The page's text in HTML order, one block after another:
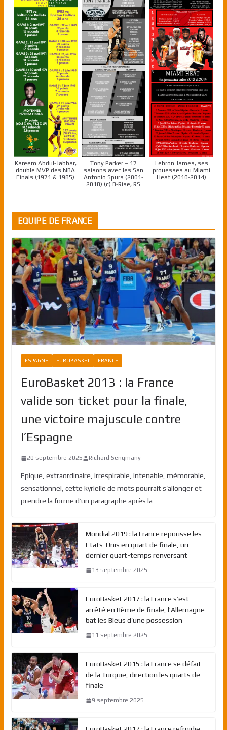
Kareem Abdul-Jabbar,
double MVP des NBA
Finals (1971 & 1985)
Tony Parker – 17
saisons avec les San
Antonio Spurs (2001-
2018) (c) B-Rise, RS
Lebron James, ses
prouesses au Miami
Heat (2010-2014)
EQUIPE DE FRANCE
ESPAGNE EUROBASKET FRANCE
EuroBasket 2013 : la France
valide son ticket pour la finale,
une victoire majuscule contre
l’Espagne
20 septembre 2025 Richard Sengmany
Epique, extraordinaire, irrespirable, intenable, mémorable,
sensationnel, cette kyrielle de mots pourrait s’allonger et
prendre la forme d’un paragraphe après la
Mondial 2019 : la France repousse les
Etats-Unis en quart de finale, un
dernier quart-temps renversant
13 septembre 2025
EuroBasket 2017 : la France s’est
arrêté en 8ème de finale, l’Allemagne
bat les Bleus d’une possession
11 septembre 2025
EuroBasket 2015 : la France se défait
de la Turquie, direction les quarts de
finale
9 septembre 2025